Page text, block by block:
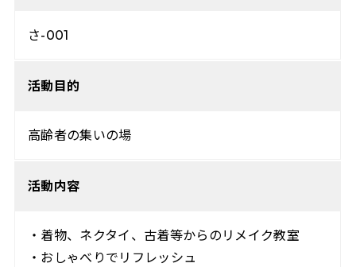
さ-001
活動目的
高齢者の集いの場
活動内容
・着物、ネクタイ、古着等からのリメイク教室
・おしゃべりでリフレッシュ